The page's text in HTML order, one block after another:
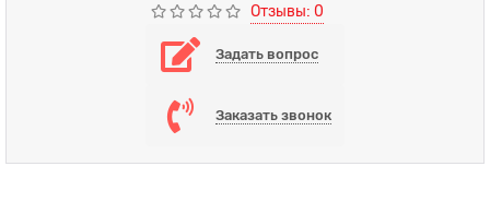
Отзывы: 0
Задать вопрос
Заказать звонок